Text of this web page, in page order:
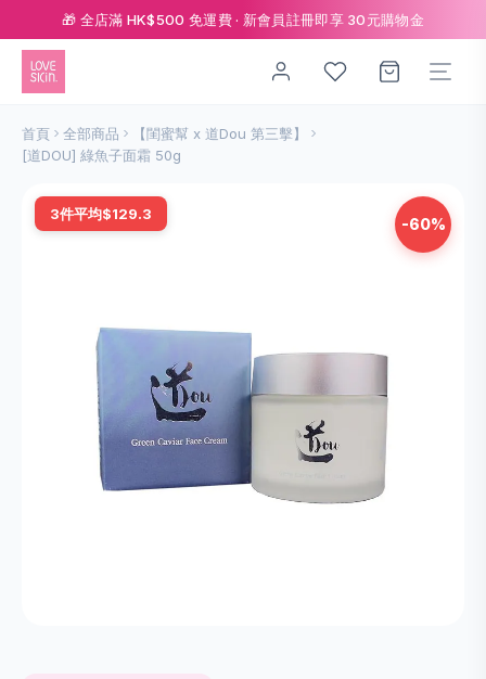
🎁 全店滿 HK$500 免運費 · 新會員註冊即享 30元購物金
首頁 全部商品
【閨蜜幫 x 道Dou 第三擊】
[道DOU] 綠魚子面霜 50g
-60%
3件平均$129.3